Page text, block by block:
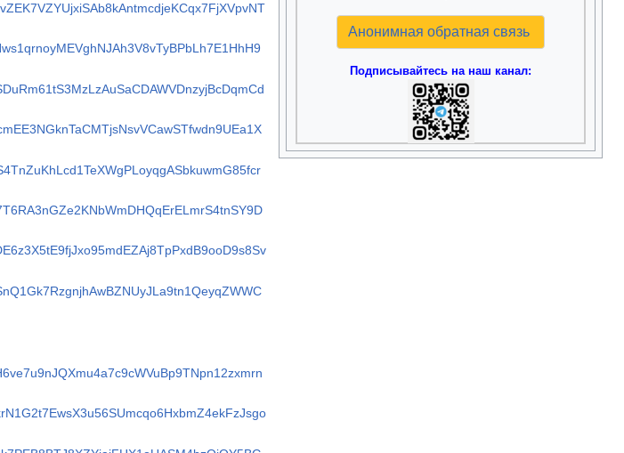
Анонимная обратная связь
Подписывайтесь на наш канал: